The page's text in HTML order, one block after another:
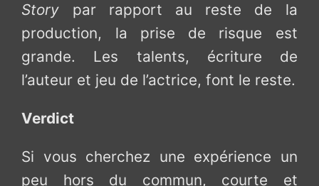
Story par rapport au reste de la
production, la prise de risque est
grande. Les talents, écriture de
l’auteur et jeu de l’actrice, font le reste.
Verdict
Si vous cherchez une expérience un
peu hors du commun, courte et